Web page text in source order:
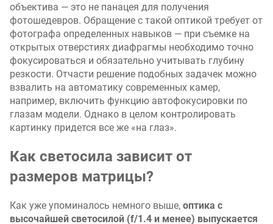
объектива — это не панацея для получения
фотошедевров. Обращение с такой оптикой требует от
фотографа определенных навыков — при съемке на
открытых отверстиях диафрагмы необходимо точно
фокусироваться и обязательно учитывать глубину
резкости. Отчасти решение подобных задачек можно
взвалить на автоматику современных камер,
например, включить функцию автофокусировки по
глазам модели. Однако в целом контролировать
картинку придется все же «на глаз».
Как светосила зависит от
размеров матрицы?
Как уже упоминалось немного выше, оптика с
высочайшей светосилой (f/1.4 и менее) выпускается